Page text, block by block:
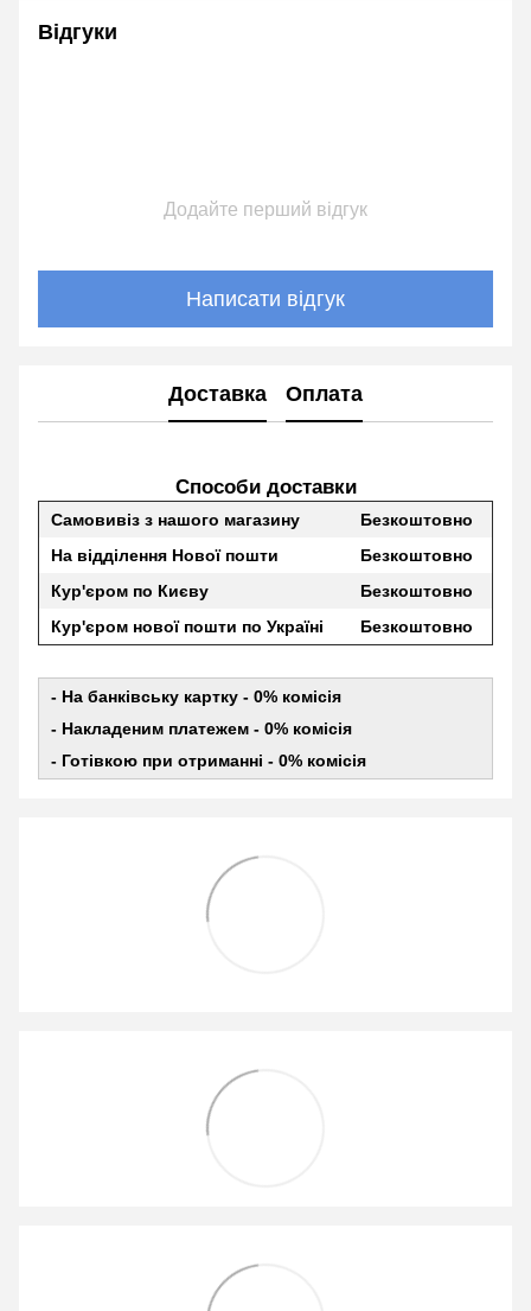
Відгуки
Додайте перший відгук
Написати відгук
Доставка Оплата
Способи доставки
Самовивіз з нашого магазину
Безкоштовно
На відділення Нової пошти
Безкоштовно
Кур'єром по Києву
Безкоштовно
Кур'єром нової пошти по Україні
Безкоштовно
- На банківську картку - 0% комісія
- Накладеним платежем - 0% комісія
- Готівкою при отриманні - 0% комісія